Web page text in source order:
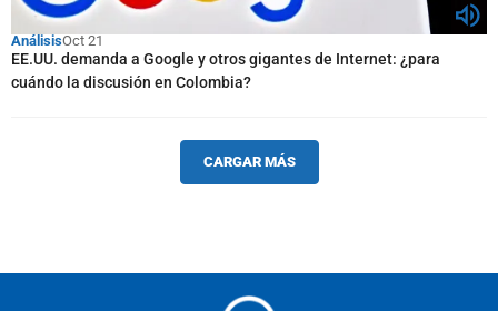
AnálisisOct 21
EE.UU. demanda a Google y otros gigantes de Internet: ¿para
cuándo la discusión en Colombia?
CARGAR MÁS